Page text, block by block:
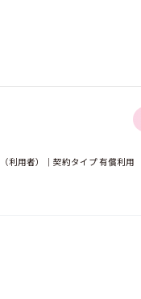
利用者）｜契約タイプ 有償利用